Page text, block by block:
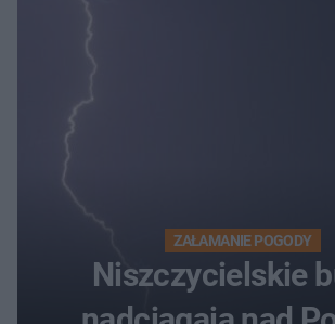
ZAŁAMANIE POGODY
Niszczycielskie